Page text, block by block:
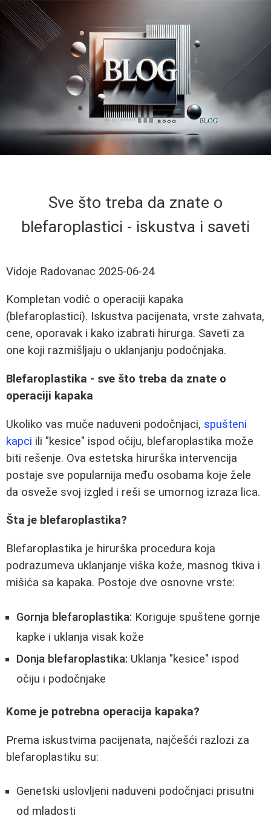
Sve što treba da znate o
blefaroplastici - iskustva i saveti
Vidoje Radovanac 2025-06-24
Kompletan vodič o operaciji kapaka
(blefaroplastici). Iskustva pacijenata, vrste zahvata,
cene, oporavak i kako izabrati hirurga. Saveti za
one koji razmišljaju o uklanjanju podočnjaka.
Blefaroplastika - sve što treba da znate o
operaciji kapaka
Ukoliko vas muče naduveni podočnjaci, spušteni
kapci ili "kesice" ispod očiju, blefaroplastika može
biti rešenje. Ova estetska hirurška intervencija
postaje sve popularnija među osobama koje žele
da osveže svoj izgled i reši se umornog izraza lica.
Šta je blefaroplastika?
Blefaroplastika je hirurška procedura koja
podrazumeva uklanjanje viška kože, masnog tkiva i
mišića sa kapaka. Postoje dve osnovne vrste:
Gornja blefaroplastika: Koriguje spuštene gornje
kapke i uklanja visak kože
Donja blefaroplastika: Uklanja "kesice" ispod
očiju i podočnjake
Kome je potrebna operacija kapaka?
Prema iskustvima pacijenata, najčešći razlozi za
blefaroplastiku su:
Genetski uslovljeni naduveni podočnjaci prisutni
od mladosti